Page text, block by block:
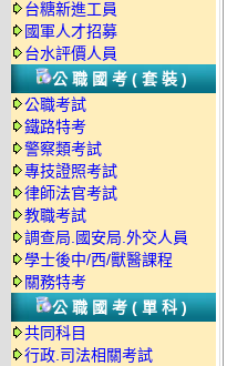
台糖新進工員
國軍人才招募
台水評價人員
公職國考(套裝)
公職考試
鐵路特考
警察類考試
專技證照考試
律師法官考試
教職考試
調查局.國安局.外交人員
學士後中/西/獸醫課程
關務特考
公職國考(單科)
共同科目
行政.司法相關考試